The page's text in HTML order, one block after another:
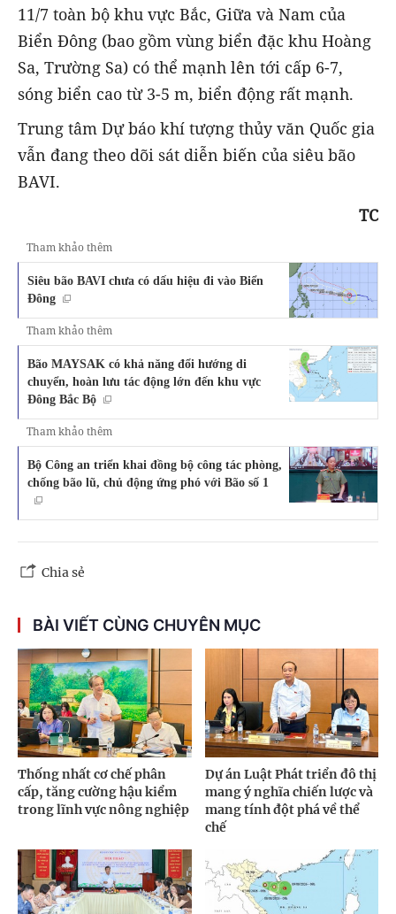
11/7 toàn bộ khu vực Bắc, Giữa và Nam của
Biển Đông (bao gồm vùng biển đặc khu Hoàng
Sa, Trường Sa) có thể mạnh lên tới cấp 6-7,
sóng biển cao từ 3-5 m, biển động rất mạnh.
Trung tâm Dự báo khí tượng thủy văn Quốc gia
vẫn đang theo dõi sát diễn biến của siêu bão
BAVI.
TC
Tham khảo thêm
Siêu bão BAVI chưa có dấu hiệu đi vào Biển
Đông
Tham khảo thêm
Bão MAYSAK có khả năng đổi hướng di
chuyển, hoàn lưu tác động lớn đến khu vực
Đông Bắc Bộ
Tham khảo thêm
Bộ Công an triển khai đồng bộ công tác phòng,
chống bão lũ, chủ động ứng phó với Bão số 1
Chia sẻ
BÀI VIẾT CÙNG CHUYÊN MỤC
Thống nhất cơ chế phân
cấp, tăng cường hậu kiểm
trong lĩnh vực nông nghiệp
Dự án Luật Phát triển đô thị
mang ý nghĩa chiến lược và
mang tính đột phá về thể
chế